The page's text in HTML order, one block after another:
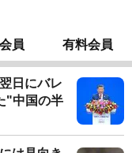
員 有料会員
日にバレ
"中国の半